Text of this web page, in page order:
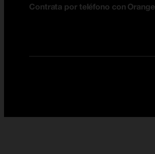
Contrata por teléfono con Orange